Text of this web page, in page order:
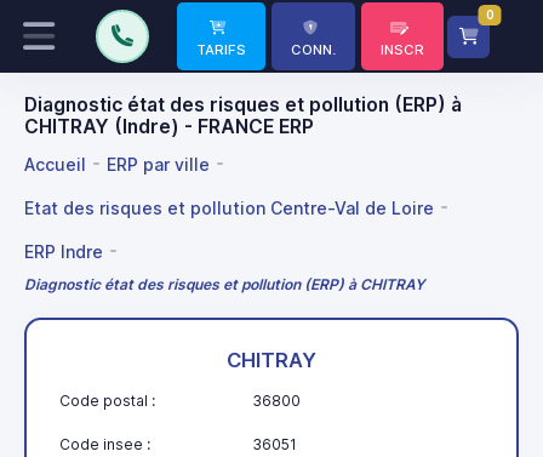
TARIFS CONN. INSCR
0
Diagnostic état des risques et pollution (ERP) à
CHITRAY (Indre) - FRANCE ERP
Accueil ERP par ville
Etat des risques et pollution Centre-Val de Loire
ERP Indre
Diagnostic état des risques et pollution (ERP) à CHITRAY
CHITRAY
Code postal : 36800
Code insee : 36051